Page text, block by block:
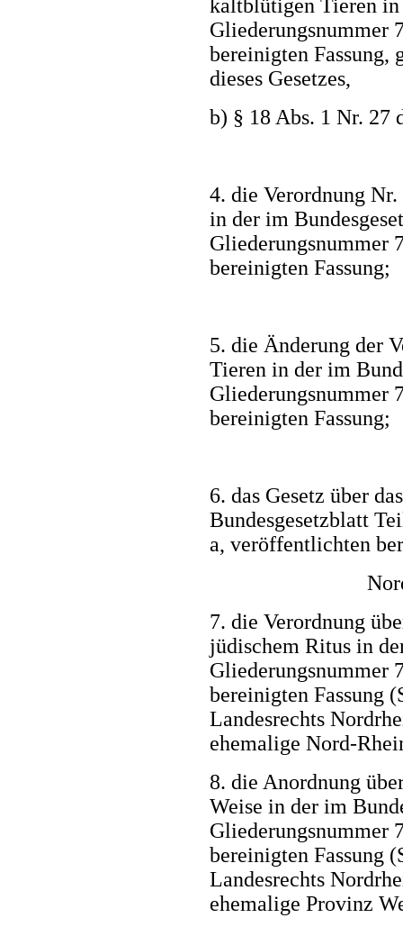
kaltblütigen Tieren
Gliederungsnummer
bereinigten Fassung,
dieses Gesetzes,
b) § 18 Abs. 1 Nr. 27
4. die Verordnung
in der im
Gliederungsnummer
bereinigten Fassung;
5. die Änderung der
Tieren in der im
Gliederungsnummer
bereinigten Fassung;
6. das Gesetz über
Bundesgesetzblatt
a, veröffentlichten
7. die Verordnung
jüdischem Ritus in
Gliederungsnummer
bereinigten Fassung
Landesrechts
ehemalige Nord-
8. die Anordnung
Weise in der im
Gliederungsnummer
bereinigten Fassung
Landesrechts
ehemalige Provinz